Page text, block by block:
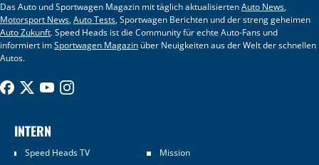
Das Auto und Sportwagen Magazin mit täglich aktualisiertenAuto News,
Motorsport News,Auto Tests, Sportwagen Berichten und der streng geheimen
Auto Zukunft. Speed Heads ist die Community für echte Auto-Fans und
informiert imSportwagen Magazin über Neuigkeiten aus der Welt der schnellen
Autos.
INTERN
Speed Heads TV
Mission